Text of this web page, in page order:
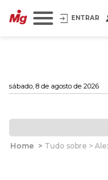
ENTRAR
sábado, 8 de agosto de 2026
Home > Tudo sobre >